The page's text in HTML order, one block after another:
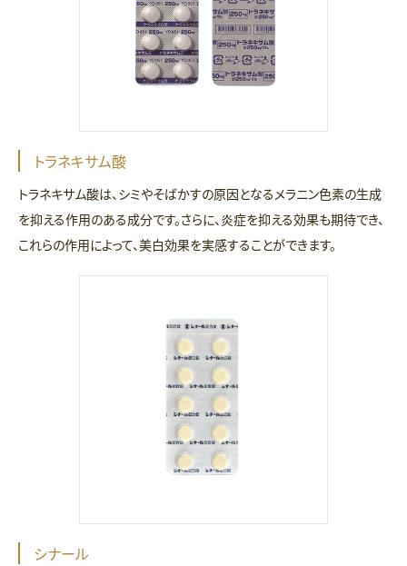
トラネキサム酸
トラネキサム酸は、シミやそばかすの原因となるメラニン色素の生成
を抑える作用のある成分です。さらに、炎症を抑える効果も期待でき、
これらの作用によって、美白効果を実感することができます。
シナール